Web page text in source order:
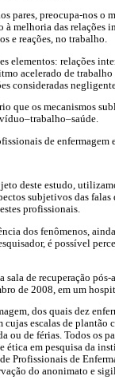
pares, preocupa-nos
melhoria das relações
e reações, no trabalho.
elementos: relações
acelerado de
consideradas
que os mecanismos
de enfermagem
deste estudo,
subjetivos das
profissionais.
dos fenômenos,
é possível
de recuperação
de 2008, em um
dos quais dez
escalas de
ou de férias. Todos os
ética em pesquisa da
Profissionais de
do anonimato e